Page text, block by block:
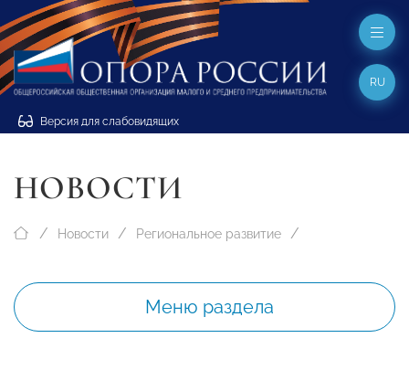
Версия для слабовидящих
RU
НОВОСТИ
Новости Региональное развитие
Меню раздела